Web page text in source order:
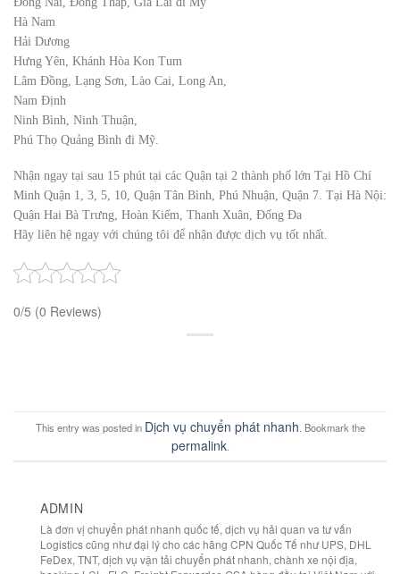
Hà Nam
Hải Dương
Hưng Yên, Khánh Hòa Kon Tum
Lâm Đồng, Lạng Sơn, Lào Cai, Long An,
Nam Định
Ninh Bình, Ninh Thuận,
Phú Thọ Quảng Bình đi Mỹ.
Nhận ngay tại sau 15 phút tại các Quận tại 2 thành phố lớn Tại Hồ Chí
Minh Quận 1, 3, 5, 10, Quận Tân Bình, Phú Nhuận, Quận 7. Tại Hà Nội:
Quận Hai Bà Trưng, Hoàn Kiếm, Thanh Xuân, Đống Đa
Hãy liên hệ ngay với chúng tôi để nhận được dịch vụ tốt nhất.
0/5 (0 Reviews)
This entry was posted in Dịch vụ chuyển phát nhanh . Bookmark the
permalink.
ADMIN
Là đơn vị chuyển phát nhanh quốc tế, dịch vụ hải quan va tư vấn
Logistics cũng như đại lý cho các hãng CPN Quốc Tế như UPS, DHL
FeDex, TNT, dịch vụ vận tải chuyển phát nhanh, chành xe nội địa,